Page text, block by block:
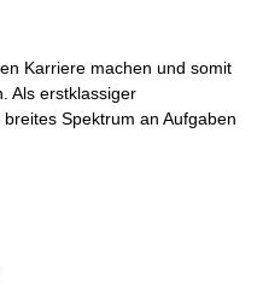
Karriere machen und somit
Als erstklassiger
Spektrum an Aufgaben